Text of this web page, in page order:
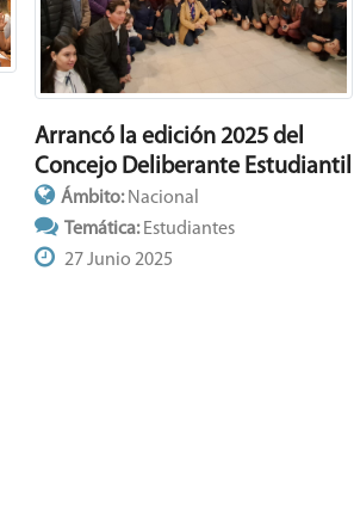
Arrancó la edición 2025 del
Concejo Deliberante Estudiantil
Ámbito: Nacional
Temática: Estudiantes
27 Junio 2025